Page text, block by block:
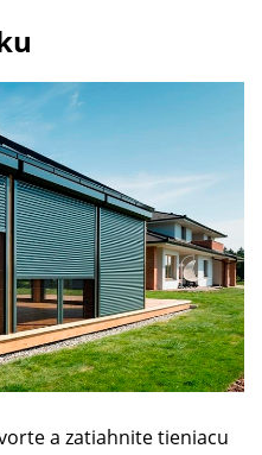
a zatiahnite tieniacu